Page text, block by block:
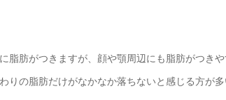
脂肪がつきますが、顔や顎周辺にも脂肪がつき
りの脂肪だけがなかなか落ちないと感じる方が